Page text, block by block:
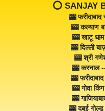
⭕️ SANJAY
🎰
🎰 कल्याण
🎰 खाटू
🎰 दिल्ली
🎰 श्री
🎰 करनाल
🎰
🎰 गोवा
🎰
🎰 दुबई